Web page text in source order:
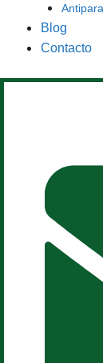
Blog
Contacto